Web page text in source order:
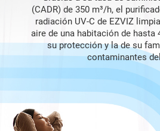
(CADR) de 350 m³/h, el
radiación UV-C de EZVIZ
aire de una habitación de hasta
su protección y la de su
contaminantes